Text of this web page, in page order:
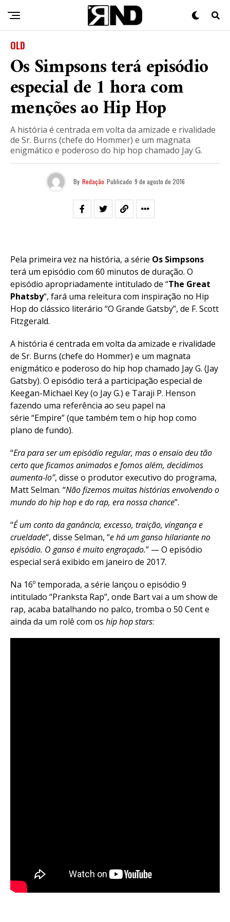
OLD
Os Simpsons terá episódio
especial de 1 hora com
menções ao Hip Hop
A história é centrada em volta da amizade e rivalidade
de Sr. Burns (chefe do Hommer) e um magnata
enigmático e poderoso do hip hop chamado Jay G.
By Redação Publicado 9 de agosto de 2016
Pela primeira vez na história, a série Os Simpsons
terá um episódio com 60 minutos de duração. O
episódio apropriadamente intitulado de “The Great
Phatsby“, fará uma releitura com inspiração no Hip
Hop do clássico literário “O Grande Gatsby”, de F. Scott
Fitzgerald.
A história é centrada em volta da amizade e rivalidade
de Sr. Burns (chefe do Hommer) e um magnata
enigmático e poderoso do hip hop chamado Jay G. (Jay
Gatsby). O episódio terá a participação especial de
Keegan-Michael Key (o Jay G.) e Taraji P. Henson
fazendo uma referência ao seu papel na
série “Empire” (que também tem o hip hop como
plano de fundo).
“Era para ser um episódio regular, mas o ensaio deu tão
certo que ficamos animados e fomos além, decidimos
aumenta-lo”, disse o produtor executivo do programa,
Matt Selman. “Não fizemos muitas histórias envolvendo o
mundo do hip hop e do rap, era nossa chance”.
“É um conto da ganância, excesso, traição, vingança e
crueldade“, disse Selman, “e há um ganso hilariante no
episódio. O ganso é muito engraçado.” — O episódio
especial será exibido em janeiro de 2017.
Na 16º temporada, a série lançou o episódio 9
intitulado “Pranksta Rap”, onde Bart vai a um show de
rap, acaba batalhando no palco, tromba o 50 Cent e
ainda da um rolê com os hip hop stars: